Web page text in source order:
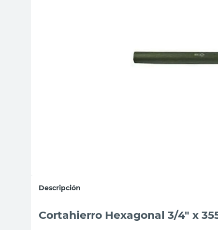
Descripción
Cortahierro Hexagonal 3/4" x